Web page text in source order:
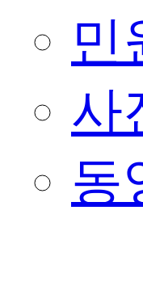
민
사
동